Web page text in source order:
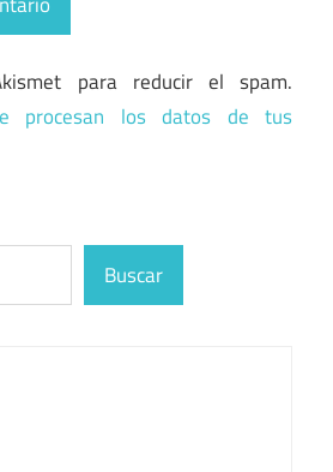
para reducir el spam.
procesan los datos de tus
Buscar